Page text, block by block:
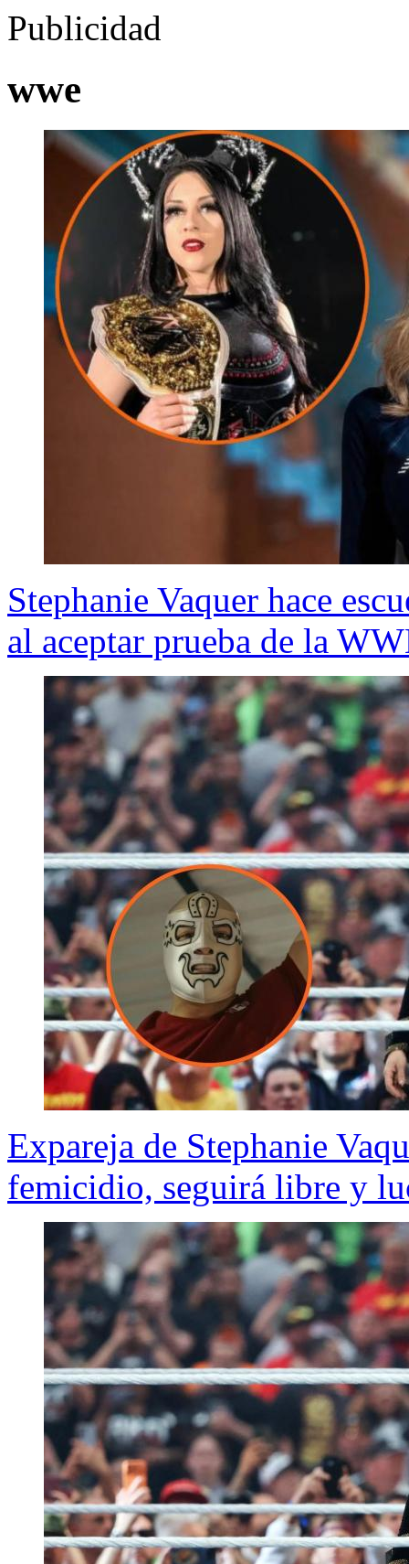
Publicidad
wwe
Stephanie Vaquer hace
al aceptar prueba de la
Expareja de Stephanie
femicidio, seguirá libre y